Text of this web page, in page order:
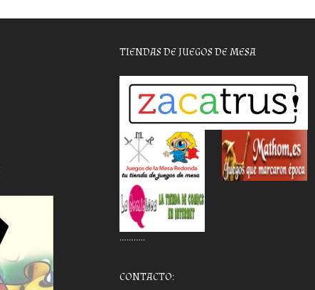
TIENDAS DE JUEGOS DE MESA
………..
CONTACTO: